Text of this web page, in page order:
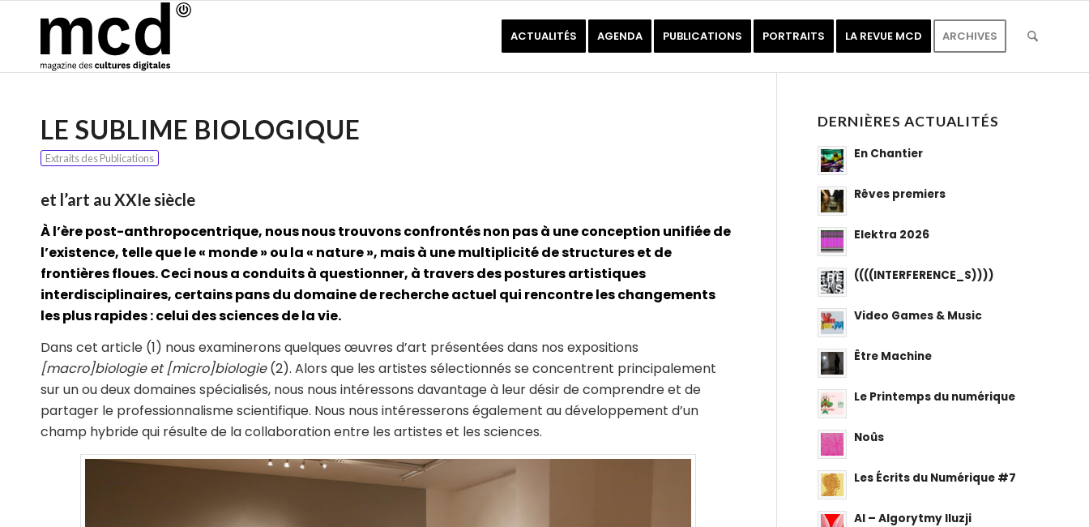
ACTUALITÉS AGENDA PUBLICATIONS PORTRAITS LA REVUE MCD ARCHIVES
LE SUBLIME BIOLOGIQUE
Extraits des Publications
et l’art au XXIe siècle
À l’ère post-anthropocentrique, nous nous trouvons confrontés non pas à une conception unifiée de
l’existence, telle que le « monde » ou la « nature », mais à une multiplicité de structures et de
frontières floues. Ceci nous a conduits à questionner, à travers des postures artistiques
interdisciplinaires, certains pans du domaine de recherche actuel qui rencontre les changements
les plus rapides : celui des sciences de la vie.
Dans cet article (1) nous examinerons quelques œuvres d’art présentées dans nos expositions
[macro]biologie et [micro]biologie(2). Alors que les artistes sélectionnés se concentrent principalement
sur un ou deux domaines spécialisés, nous nous intéressons davantage à leur désir de comprendre et de
partager le professionnalisme scientifique. Nous nous intéresserons également au développement d’un
champ hybride qui résulte de la collaboration entre les artistes et les sciences.
DERNIÈRES ACTUALITÉS
En Chantier
Rêves premiers
Elektra 2026
((((INTERFERENCE_S))))
Video Games & Music
Être Machine
Le Printemps du numérique
Noûs
Les Écrits du Numérique #7
AI – Algorytmy Iluzji